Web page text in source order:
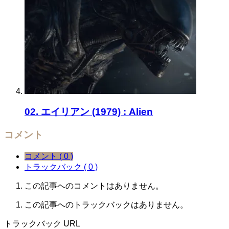
02. エイリアン (1979) : Alien
コメント
コメント ( 0 )
トラックバック ( 0 )
この記事へのコメントはありません。
この記事へのトラックバックはありません。
トラックバック URL